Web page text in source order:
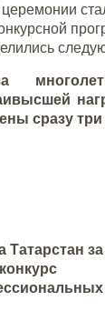
сразу три
Татарстан